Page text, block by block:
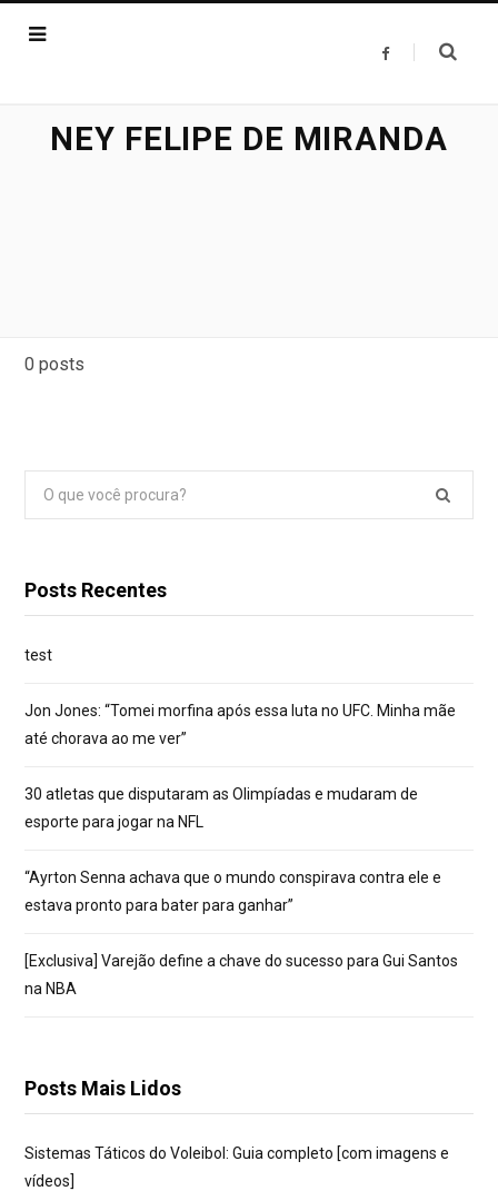
F
o
o
k
NEY FELIPE DE MIRANDA
0 posts
Pesquisar
por:
Posts Recentes
test
Jon Jones: “Tomei morfina após essa luta no UFC. Minha mãe
até chorava ao me ver”
30 atletas que disputaram as Olimpíadas e mudaram de
esporte para jogar na NFL
“Ayrton Senna achava que o mundo conspirava contra ele e
estava pronto para bater para ganhar”
[Exclusiva] Varejão define a chave do sucesso para Gui Santos
na NBA
Posts Mais Lidos
Sistemas Táticos do Voleibol: Guia completo [com imagens e
vídeos]